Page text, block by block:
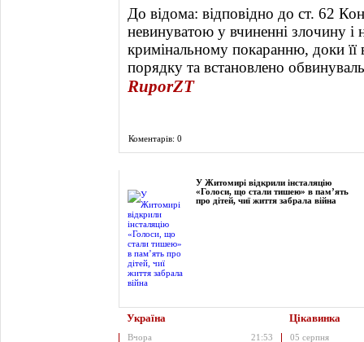
До відома: відповідно до ст. 62
невинуватою у вчиненні злочину і
кримінальному покаранню, доки
порядку та встановлено
RuporZT
Коментарів: 0
У Житомирі відкрили інсталяцію
«Голоси, що стали тишею» в пам’ять
про дітей, чиї життя забрала війна
Україна Цікавинка
Вчора
21:53
05 серпня